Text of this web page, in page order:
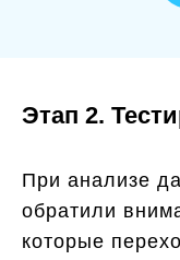
Этап 2.
При анализе
обратили
которые